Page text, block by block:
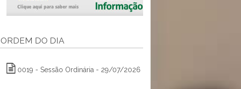
ORDEM DO DIA
0019 - Sessão Ordinária - 29/07/2026